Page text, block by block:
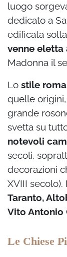
luogo
dedicato a
edificata
venne eletta
Madonna il
Lo stile
quelle
grande
svetta su
notevoli
secoli,
decorazioni
XVIII
Taranto,
Vito Antonio
Le Chiese